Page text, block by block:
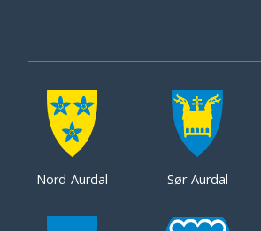
Nord-Aurdal Sør-Aurdal